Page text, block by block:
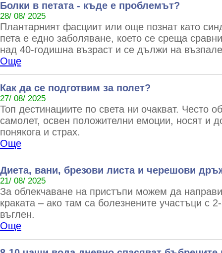
Болки в петата - къде е проблемът?
28/ 08/ 2025
Плантарният фасциит или още познат като
пета е едно заболяване, което се среща
над 40-годишна възраст и се дължи на
Още
Как да се подготвим за полет?
27/ 08/ 2025
Топ дестинациите по света ни очакват. Често
самолет, освен положителни емоции, носят и
понякога и страх.
Още
Диета, вани, брезови листа и черешови
21/ 08/ 2025
За облекчаване на пристъпи можем да
краката – ако там са болезнените участъци с
въглен.
Още